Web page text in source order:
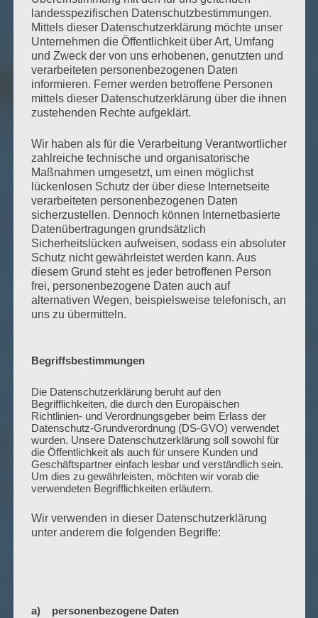
landesspezifischen Datenschutzbestimmungen.
Mittels dieser Datenschutzerklärung möchte unser
Unternehmen die Öffentlichkeit über Art, Umfang
und Zweck der von uns erhobenen, genutzten und
verarbeiteten personenbezogenen Daten
informieren. Ferner werden betroffene Personen
mittels dieser Datenschutzerklärung über die ihnen
zustehenden Rechte aufgeklärt.
Wir haben als für die Verarbeitung Verantwortlicher
zahlreiche technische und organisatorische
Maßnahmen umgesetzt, um einen möglichst
lückenlosen Schutz der über diese Internetseite
verarbeiteten personenbezogenen Daten
sicherzustellen. Dennoch können Internetbasierte
Datenübertragungen grundsätzlich
Sicherheitslücken aufweisen, sodass ein absoluter
Schutz nicht gewährleistet werden kann. Aus
diesem Grund steht es jeder betroffenen Person
frei, personenbezogene Daten auch auf
alternativen Wegen, beispielsweise telefonisch, an
uns zu übermitteln.
Begriffsbestimmungen
Die Datenschutzerklärung beruht auf den
Begrifflichkeiten, die durch den Europäischen
Richtlinien- und Verordnungsgeber beim Erlass der
Datenschutz-Grundverordnung (DS-GVO) verwendet
wurden. Unsere Datenschutzerklärung soll sowohl für
die Öffentlichkeit als auch für unsere Kunden und
Geschäftspartner einfach lesbar und verständlich sein.
Um dies zu gewährleisten, möchten wir vorab die
verwendeten Begrifflichkeiten erläutern.
Wir verwenden in dieser Datenschutzerklärung
unter anderem die folgenden Begriffe:
a) personenbezogene Daten